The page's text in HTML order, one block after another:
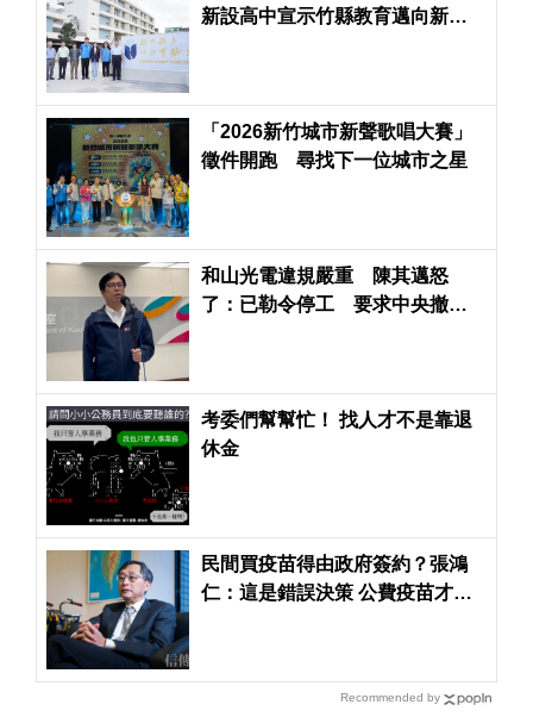
新設高中宣示竹縣教育邁向新篇
「2026新竹城市新聲歌唱大賽」
徵件開跑 尋找下一位城市之星
和山光電違規嚴重 陳其邁怒
了：已勒令停工 要求中央撤銷
考委們幫幫忙！ 找人才不是靠退
休金
民間買疫苗得由政府簽約？張鴻
仁：這是錯誤決策 公費疫苗才需
Recommended by